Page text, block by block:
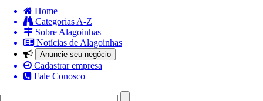
Home
Categorias A-Z
Sobre Alagoinhas
Notícias de Alagoinhas
Anuncie seu negócio
Cadastrar empresa
Fale Conosco